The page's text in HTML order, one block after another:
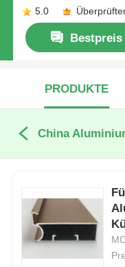
5.0
Bestpreis
PRODUKTE
China